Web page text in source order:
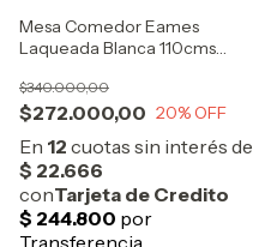
Mesa Comedor Eames
Laqueada Blanca 110cms
$272.000,00
$340.000,00
20% OFF